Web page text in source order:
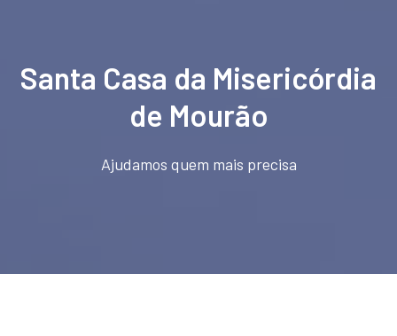
Santa Casa da Misericórdia
de Mourão
Ajudamos quem mais precisa